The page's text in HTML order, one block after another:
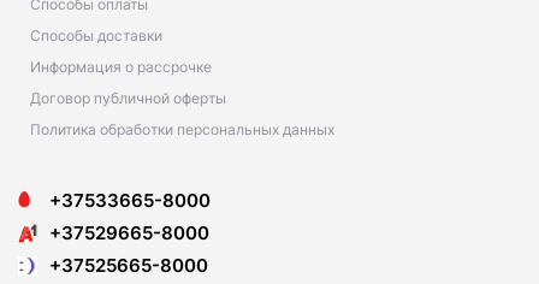
Способы оплаты
Способы доставки
Информация о рассрочке
Договор публичной оферты
Политика обработки персональных данных
+37533665-8000
+37529665-8000
+37525665-8000